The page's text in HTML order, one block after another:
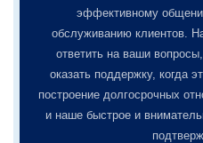
эффективному
обслуживанию клиентов.
ответить на ваши
оказать поддержку, когда
построение долгосрочных
и наше быстрое и